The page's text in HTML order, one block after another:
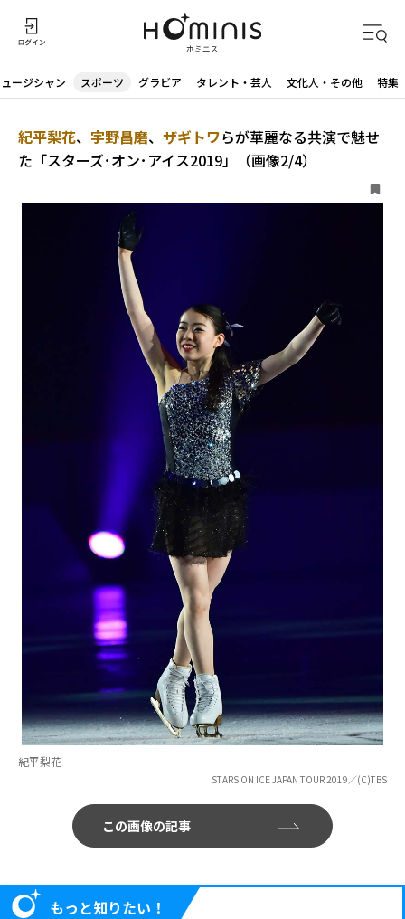
ージシャン スポーツ グラビア タレント・芸人 文化人・その他 特集
紀平梨花、 宇野昌磨、 ザギトワらが華麗なる共演で魅せ
た「スターズ･オン･アイス2019」（画像2/4）
紀平梨花
STARS ON ICE JAPAN TOUR 2019／(C)TBS
この画像の記事
もっと知りたい！